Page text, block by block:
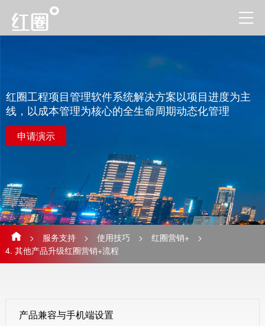
红圈工程项目管理软件系统解决方案以项目进度为主
线，以成本管理为核心的全生命周期动态化管理
申请演示
> 服务支持 > 使用技巧 > 红圈营销+
>
4. 其他产品升级红圈营销+流程
产品兼容与手机端设置